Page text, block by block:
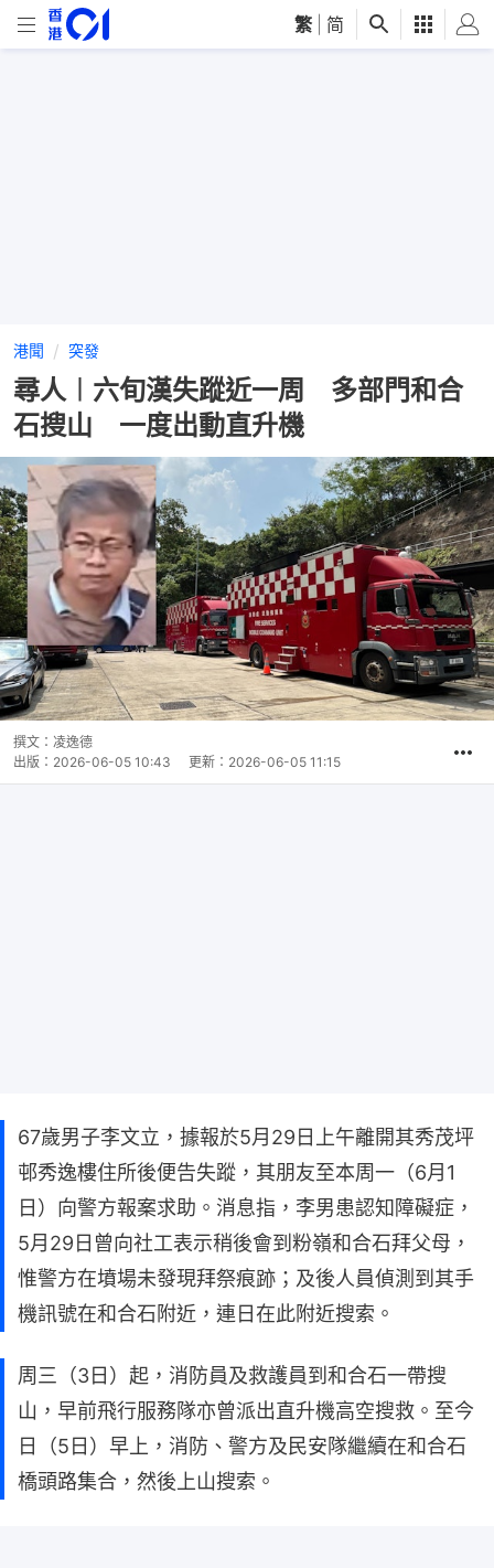
繁 简
港聞 突發
尋人︱六旬漢失蹤近一周 多部門和合
石搜山 一度出動直升機
撰文： 凌逸德
出版： 2026-06-05 10:43 更新： 2026-06-05 11:15
67歲男子李文立，據報於5月29日上午離開其秀茂坪
邨秀逸樓住所後便告失蹤，其朋友至本周一（6月1
日）向警方報案求助。消息指，李男患認知障礙症，
5月29日曾向社工表示稍後會到粉嶺和合石拜父母，
惟警方在墳場未發現拜祭痕跡；及後人員偵測到其手
機訊號在和合石附近，連日在此附近搜索。
周三（3日）起，消防員及救護員到和合石一帶搜
山，早前飛行服務隊亦曾派出直升機高空搜救。至今
日（5日）早上，消防、警方及民安隊繼續在和合石
橋頭路集合，然後上山搜索。